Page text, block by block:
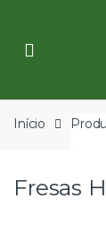
navigation
content
Início
Fresas